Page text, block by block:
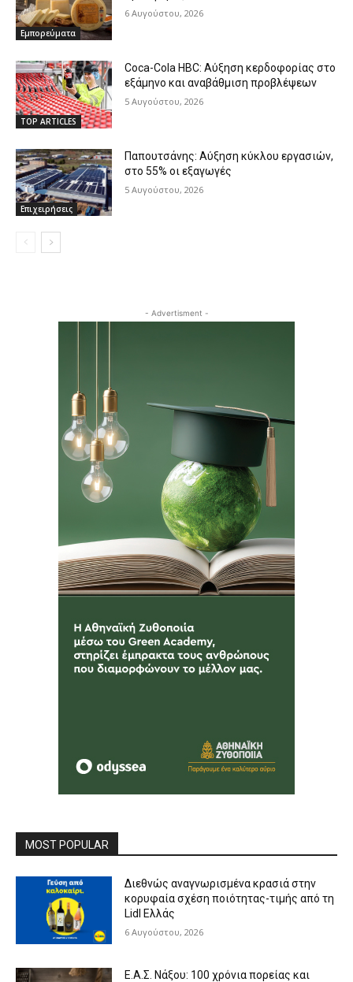
Εμπορεύματα
6 Αυγούστου, 2026
TOP ARTICLES
Coca-Cola HBC: Αύξηση κερδοφορίας στο
εξάμηνο και αναβάθμιση προβλέψεων
5 Αυγούστου, 2026
Επιχειρήσεις
Παπουτσάνης: Αύξηση κύκλου εργασιών,
στο 55% οι εξαγωγές
5 Αυγούστου, 2026
- Advertisment -
MOST POPULAR
Διεθνώς αναγνωρισμένα κρασιά στην
κορυφαία σχέση ποιότητας-τιμής από τη
Lidl Ελλάς
6 Αυγούστου, 2026
Ε.Α.Σ. Νάξου: 100 χρόνια πορείας και